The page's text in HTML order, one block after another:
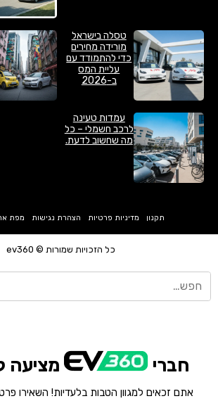
טסלה בישראל
מורידה מחירים
כדי להתמודד עם
עליית המס
ב-2026
עמדות טעינה
לרכב חשמלי – כל
מה שחשוב לדעת.
כל הזכויות שמורות © ev360
תקנון מדיניות פרטיות הצהרת נגישות מפת
חברי מציעה
אתם זכאים למגוון הטבות בלעדיות! השאירו